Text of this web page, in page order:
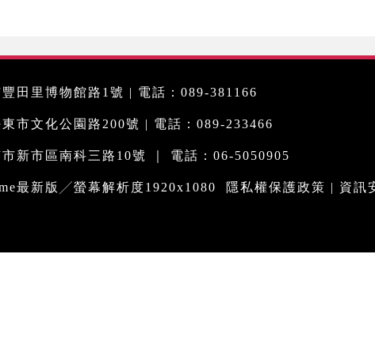
田里博物館路1號 | 電話：089-381166
市文化公園路200號 | 電話：089-233466
新市區南科三路10號 ｜ 電話：06-5050905
最新版╱螢幕解析度1920x1080 隱私權保護政策 | 資訊